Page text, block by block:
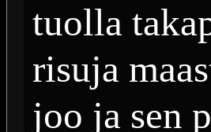
tuolla
risuja
joo ja sen